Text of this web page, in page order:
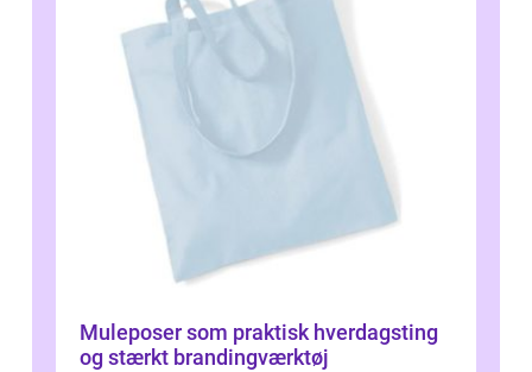
Muleposer som praktisk hverdagsting
og stærkt brandingværktøj